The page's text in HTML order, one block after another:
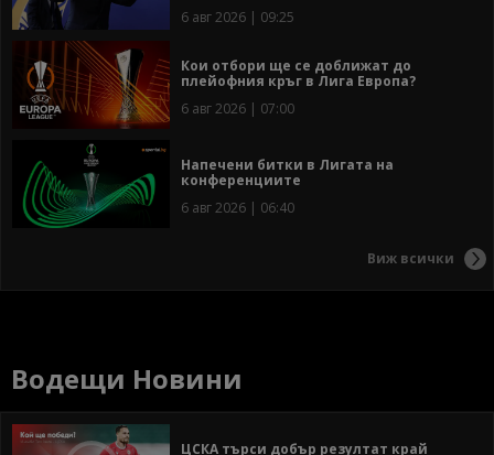
6 авг 2026 | 09:25
Кои отбори ще се доближат до
плейофния кръг в Лига Европа?
6 авг 2026 | 07:00
Напечени битки в Лигата на
конференциите
6 авг 2026 | 06:40
Виж всички
Водещи Новини
ЦСКА търси добър резултат край